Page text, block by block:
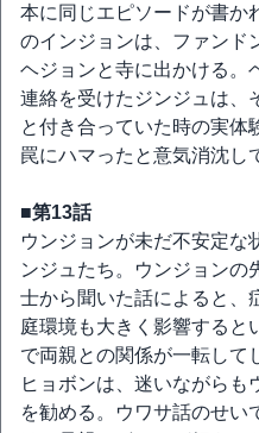
本に同じエピソードが書か
のインジョンは、ファンド
ヘジョンと寺に出かける。
連絡を受けたジンジュは、
と付き合っていた時の実体
罠にハマったと意気消沈し
■第13話
ウンジョンが未だ不安定な
ンジュたち。ウンジョンの
士から聞いた話によると、
庭環境も大きく影響すると
で両親との関係が一転して
ヒョボンは、迷いながらも
を勧める。ウワサ話のせい